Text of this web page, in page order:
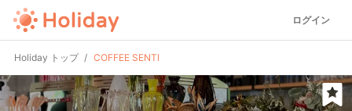
ログイン
Holiday トップ COFFEE SENTI